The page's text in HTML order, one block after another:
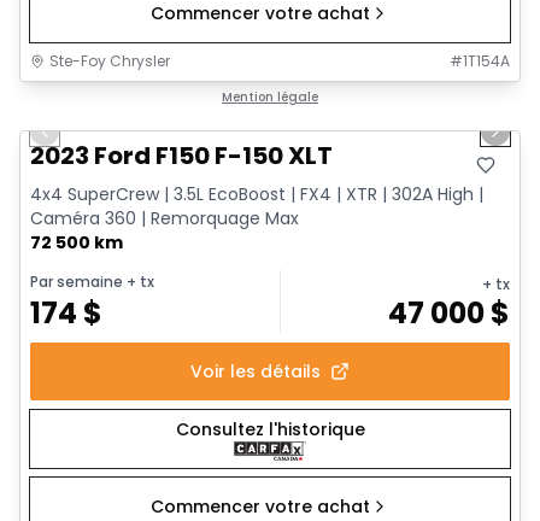
Commencer votre achat
Ste-Foy Chrysler #1T154A
Mention légale
Previous slide Next
2023 Ford F150 F-150 XLT
4x4 SuperCrew | 3.5L EcoBoost | FX4 | XTR | 302A High |
Caméra 360 | Remorquage Max
72 500 km
Par semaine + tx
174 $
+ tx
47 000$
Voir les détails
Consultez l'historique
Commencer votre achat